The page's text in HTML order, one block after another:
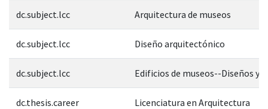
dc.subject.lcc Arquitectura de museos
dc.subject.lcc Diseño arquitectónico
dc.subject.lcc Edificios de museos--Diseños y
dc.thesis.career Licenciatura en Arquitectura